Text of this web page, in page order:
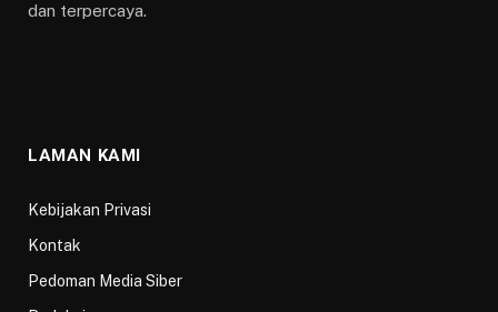
dan terpercaya.
LAMAN KAMI
Kebijakan Privasi
Kontak
Pedoman Media Siber